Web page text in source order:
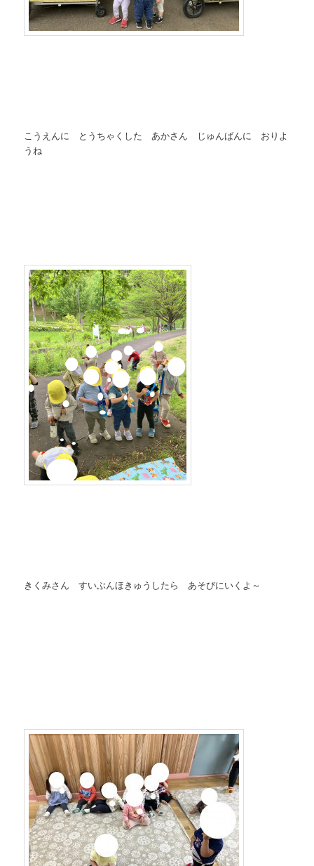
こうえんに とうちゃくした あかさん じゅんばんに おりよ
うね
きくみさん すいぶんほきゅうしたら あそびにいくよ～